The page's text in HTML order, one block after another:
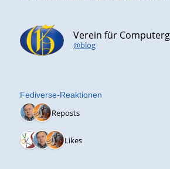
@blog
Fediverse-Reaktionen
2 Reposts
3 Likes